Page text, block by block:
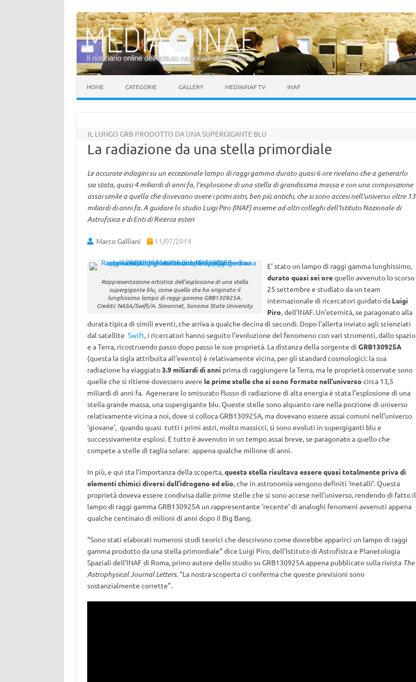
Il notiziario online dell’Istituto nazionale di astrofisica
HOME CATEGORIE GALLERY MEDIAINAF TV INAF
IL LUNGO GRB PRODOTTO DA UNA SUPERGIGANTE BLU
La radiazione da una stella primordiale
Le accurate indagini su un eccezionale lampo di raggi gamma durato quasi 6 ore rivelano che a generarlo
sia stata, quasi 4 miliardi di anni fa, l'esplosione di una stella di grandissima massa e con una composizione
assai simile a quella che dovevano avere i primi astri, ben più antichi, che si sono accesi nell'universo oltre 13
miliardi di anni fa. A guidare lo studio Luigi Piro (INAF) insieme ad altri colleghi dell'Istituto Nazionale di
Astrofisica e di Enti di Ricerca esteri
Marco Galliani 11/07/2014
Rappresentazione artistica dell’esplosione di una stella
supergigante blu, come quella che ha originato il
lunghissimo lampo di raggi gamma GRB130925A.
Crediti: NASA/Swift/A. Simonnet, Sonoma State University
E’ stato un lampo di raggi gamma lunghissimo,
durato quasi sei orequello avvenuto lo scorso
25 settembre e studiato da un team
internazionale di ricercatori guidato da Luigi
Piro, dell’INAF. Un’eternità, se paragonato alla
durata tipica di simili eventi, che arriva a qualche decina di secondi. Dopo l’allerta inviato agli scienziati
dal satellite Swift, i ricercatori hanno seguito l’evoluzione del fenomeno con vari strumenti, dallo spazio
e a Terra, ricostruendo passo dopo passo le sue proprietà. La distanza della sorgente di GRB130925A
(questa la sigla attribuita all’evento) è relativamente vicina, per gli standard cosmologici: la sua
radiazione ha viaggiato3.9 miliardi di anni prima di raggiungere la Terra, ma le proprietà osservate sono
quelle che si ritiene dovessero avere le prime stelle che si sono formate nell’universo circa 13,5
miliardi di anni fa. Agenerare lo smisurato flusso di radiazione di alta energia è stata l’esplosione di una
stella grande massa, una supergigante blu. Queste stelle sono alquanto rare nella porzione di universo
relativamente vicina a noi, dove si colloca GRB130925A, ma dovevano essere assai comuni nell’universo
‘giovane’, quando quasi tutti i primi astri, molto massicci, si sono evoluti in supergiganti blu e
successivamente esplosi. E tutto è avvenuto in un tempo assai breve, se paragonato a quello che
compete a stelle di taglia solare: appena qualche milione di anni.
In più, e qui sta l’importanza della scoperta,questa stella risultava essere quasi totalmente priva di
elementi chimici diversi dall’idrogeno ed elio, che in astronomia vengono definiti ‘metalli’. Questa
proprietà doveva essere condivisa dalle prime stelle che si sono accese nell’universo, rendendo di fatto il
lampo di raggi gamma GRB130925A un rappresentante ‘recente’ di analoghi fenomeni avvenuti appena
qualche centinaio di milioni di anni dopo il Big Bang.
“Sono stati elaborati numerosi studi teorici che descrivono come dovrebbe apparirci un lampo di raggi
gamma prodotto da una stella primordiale” dice Luigi Piro, dell’Istituto di Astrofisica e Planetologia
Spaziali dell’INAF di Roma, primo autore dello studio su GRB130925A appena pubblicato sulla rivista The
Astrophysical Journal Letters. “La nostra scoperta ci conferma che queste previsioni sono
sostanzialmente corrette”.